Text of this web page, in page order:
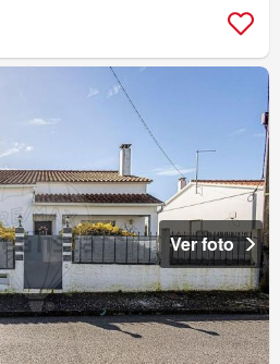
Ver foto